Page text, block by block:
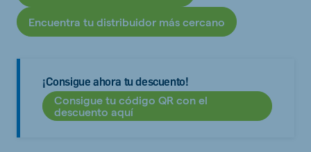
Encuentra tu distribuidor más cercano
¡Consigue ahora tu descuento!
Consigue tu código QR con el
descuento aquí